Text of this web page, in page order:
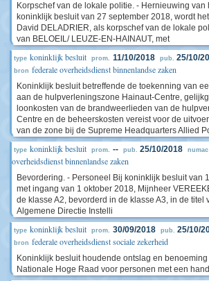
Korpschef van de lokale politie. - Hernieuwing van
koninklijk besluit van 27 september 2018, wordt
David DELADRIER, als korpschef van de lokale
van BELOEIL/ LEUZE-EN-HAINAUT, met
type koninklijk besluit prom. 11/10/2018 pub. 25/10/
bron federale overheidsdienst binnenlandse zaken
Koninklijk besluit betreffende de toekenning van
aan de hulpverleningszone Hainaut-Centre,
loonkosten van de brandweerlieden van de
Centre en de beheerskosten vereist voor de
van de zone bij de Supreme Headquarters Allied
type koninklijk besluit prom. -- pub. 25/10/2018 numac
overheidsdienst binnenlandse zaken
Bevordering. - Personeel Bij koninklijk besluit van
met ingang van 1 oktober 2018, Mijnheer
de klasse A2, bevorderd in de klasse A3, in de titel
Algemene Directie Instelli
type koninklijk besluit prom. 30/09/2018 pub. 25/10/
bron federale overheidsdienst sociale zekerheid
Koninklijk besluit houdende ontslag en
Nationale Hoge Raad voor personen met een